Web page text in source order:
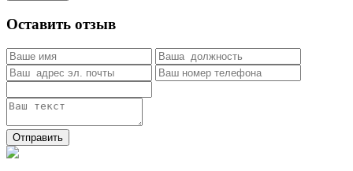
Оставить отзыв
Отправить